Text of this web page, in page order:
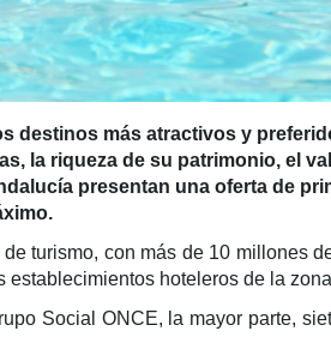
destinos más atractivos y
la riqueza de su patrimonio, el
presentan una oferta de
turismo, con más de 10 millones
hoteleros de la
Social ONCE, la mayor parte,